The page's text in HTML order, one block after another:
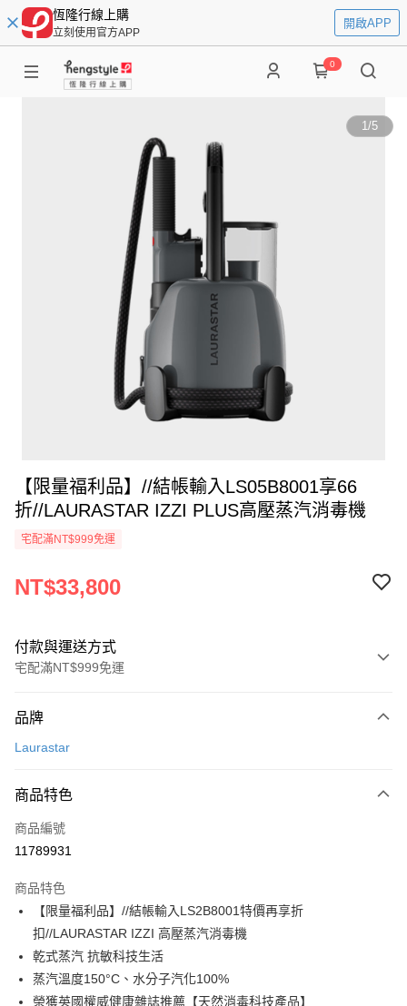
恆隆行線上購
立刻使用官方APP
開啟APP
0
1/5
【限量福利品】//結帳輸入LS05B8001享66
折//LAURASTAR IZZI PLUS高壓蒸汽消毒機
宅配滿NT$999免運
NT$33,800
付款與運送方式
宅配滿NT$999免運
信用卡一次付款
3 期 0 利率 每期
合作金庫商業銀行
上海商業儲蓄銀行
臺灣中小企業銀行
匯豐（台灣）商業銀行
華泰商業銀行
聯邦商業銀行
遠東國際商業銀行
元大商業銀行
玉山商業銀行
星展（台灣）商業銀行
合作金庫商業銀行
上海商業儲蓄銀行
國泰世華商業銀行
兆豐國際商業銀行
匯豐（台灣）商業銀行
華泰商業銀行
聯邦商業銀行
元大商業銀行
永豐商業銀行
玉山商業銀行
星展（台灣）商業銀行
即享券
LINE Pay
Apple Pay
街口支付
Google Pay
品牌
Laurastar
商品特色
商品編號
11789931
商品特色
【限量福利品】//結帳輸入LS2B8001特價再享折
扣//LAURASTAR IZZI 高壓蒸汽消毒機
乾式蒸汽 抗敏科技生活
蒸汽溫度150°C、水分子汽化100%
榮獲英國權威健康雜誌推薦【天然消毒科技產品】